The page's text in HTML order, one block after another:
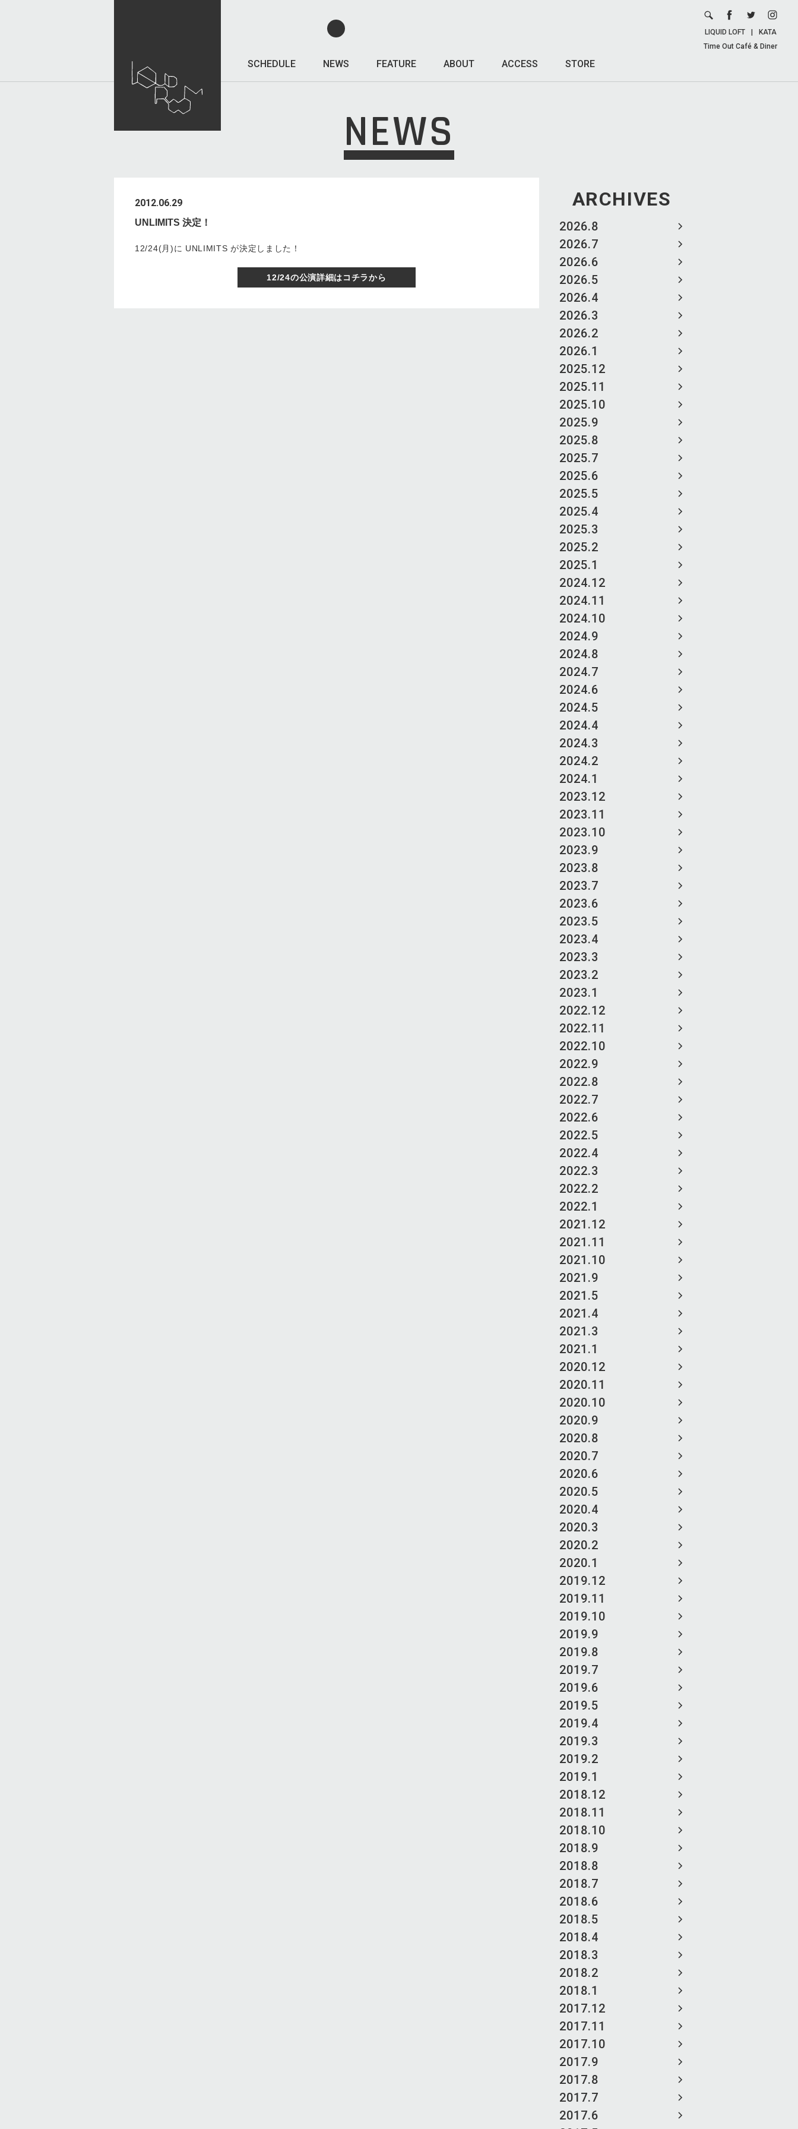
SCHEDULE NEWS FEATURE ABOUT ACCESS STORE
LIQUID LOFT
KATA
Time Out Café & Diner
NEWS
ARCHIVES
2026.8
2026.7
2026.6
2026.5
2026.4
2026.3
2026.2
2026.1
2025.12
2025.11
2025.10
2025.9
2025.8
2025.7
2025.6
2025.5
2025.4
2025.3
2025.2
2025.1
2024.12
2024.11
2024.10
2024.9
2024.8
2024.7
2024.6
2024.5
2024.4
2024.3
2024.2
2024.1
2023.12
2023.11
2023.10
2023.9
2023.8
2023.7
2023.6
2023.5
2023.4
2023.3
2023.2
2023.1
2022.12
2022.11
2022.10
2022.9
2022.8
2022.7
2022.6
2022.5
2022.4
2022.3
2022.2
2022.1
2021.12
2021.11
2021.10
2021.9
2021.5
2021.4
2021.3
2021.1
2020.12
2020.11
2020.10
2020.9
2020.8
2020.7
2020.6
2020.5
2020.4
2020.3
2020.2
2020.1
2019.12
2019.11
2019.10
2019.9
2019.8
2019.7
2019.6
2019.5
2019.4
2019.3
2019.2
2019.1
2018.12
2018.11
2018.10
2018.9
2018.8
2018.7
2018.6
2018.5
2018.4
2018.3
2018.2
2018.1
2017.12
2017.11
2017.10
2017.9
2017.8
2017.7
2017.6
2012.06.29
UNLIMITS 決定！
12/24(月)に UNLIMITS が決定しました！
12/24の公演詳細はコチラから